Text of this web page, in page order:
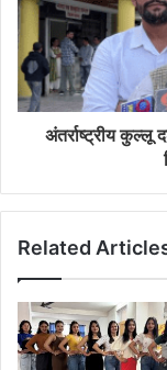
अंतर्राष्ट्रीय
Related